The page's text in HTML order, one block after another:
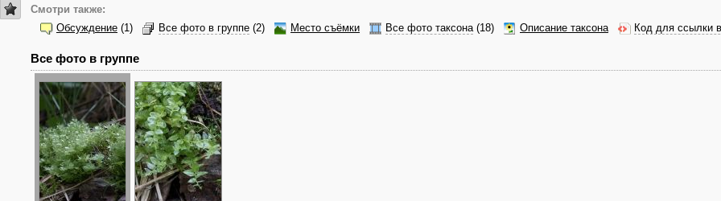
Смотри также:
Обсуждение (1) Все фото в группе (2) Место съёмки Все фото таксона(18) Описание таксона Код для ссылки
Все фото в группе